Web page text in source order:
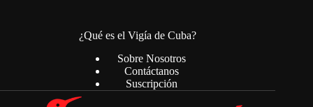
¿Qué es el Vigía de Cuba?
Sobre Nosotros
Contáctanos
Suscripción